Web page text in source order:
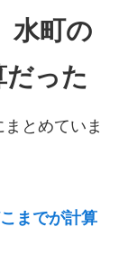
水町の
った
とめていま
までが計算